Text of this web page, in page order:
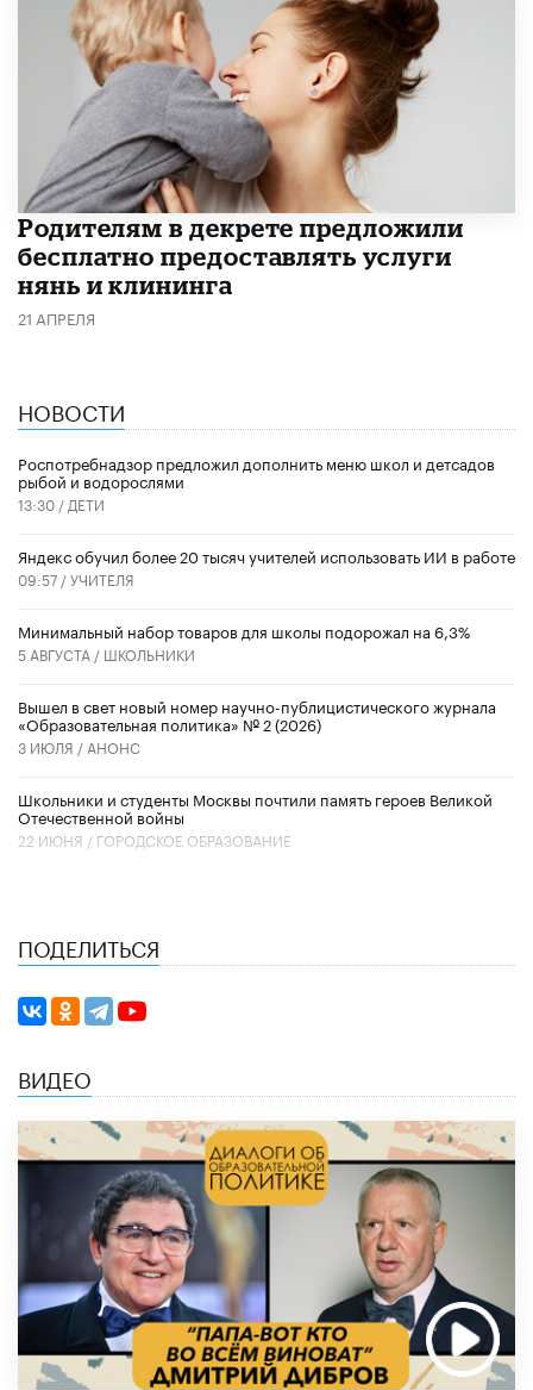
Родителям в декрете предложили
бесплатно предоставлять услуги
нянь и клининга
21 АПРЕЛЯ
НОВОСТИ
Роспотребнадзор предложил дополнить меню школ и детсадов
рыбой и водорослями
13:30 / ДЕТИ
​Яндекс обучил более 20 тысяч учителей использовать ИИ в работе
09:57 /УЧИТЕЛЯ
Минимальный набор товаров для школы подорожал на 6,3%
5 АВГУСТА / ШКОЛЬНИКИ
Вышел в свет новый номер научно-публицистического журнала
«Образовательная политика» № 2 (2026)
3 ИЮЛЯ / АНОНС
Школьники и студенты Москвы почтили память героев Великой
Отечественной войны
22 ИЮНЯ / ГОРОДСКОЕ ОБРАЗОВАНИЕ
ПОДЕЛИТЬСЯ
ВИДЕО